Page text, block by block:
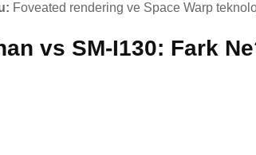
Foveated rendering ve Space Warp
vs SM-I130: Fark